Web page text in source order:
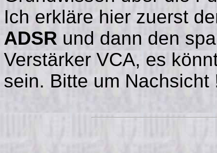
Ich erkläre hier zuerst
ADSR und dann den
Verstärker VCA, es
sein. Bitte um Nachsicht